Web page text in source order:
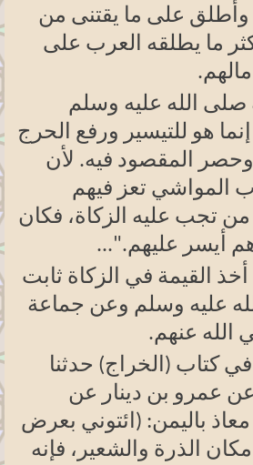
وأطلق على ما يقتنى من
ما يطلقه العرب على
مالهم.
صلى الله عليه وسلم
هو للتيسير ورفع الحرج
وحصر المقصود فيه. لأن
المواشي تعز فيهم
من تجب عليه الزكاة، فكان
أيسر عليهم...".
أخذ القيمة في الزكاة ثابت
عليه وسلم وعن جماعة
الله عنهم.
كتاب (الخراج) حدثنا
عمرو بن دينار عن
باليمن: (ائتوني بعرض
الذرة والشعير، فإنه